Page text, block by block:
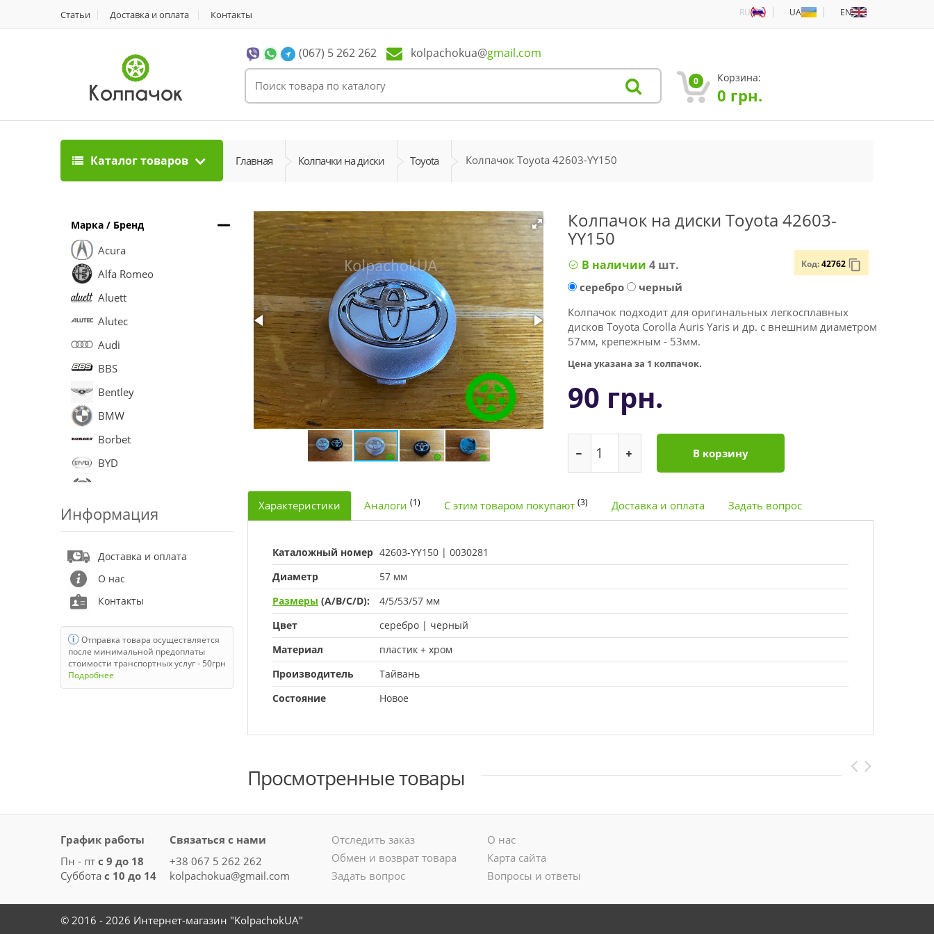
Статьи Доставка и оплата Контакты RU UA EN
(067) 5 262 262 kolpachokua@gmail.com
0 Корзина:
0 грн.
Каталог товаров Главная Колпачки на диски Toyota Колпачок Toyota 42603-YY150
Марка / Бренд
Acura
Alfa Romeo
Aluett
Alutec
Audi
BBS
Bentley
BMW
Borbet
BYD
Chery
Chevrolet
Chrysler
Citroen
Daewoo
Daihatsu
Dodge
Fiat
Hyundai
Infiniti
Jaguar
Информация
Доставка и оплата
О нас
Контакты
Отправка товара осуществляется
после минимальной предоплаты
стоимости транспортных услуг - 50грн
Подробнее
Колпачок на диски Toyota 42603-
YY150
В наличии 4шт. Код:42762
серебро
черный
Колпачок подходит для оригинальных легкосплавных
дисков Toyota Corolla Auris Yaris и др. с внешним диаметром
57мм, крепежным - 53мм.
Цена указана за 1 колпачок.
90 грн.
В корзину
Характеристики Аналоги(1) С этим товаром покупают(3) Доставка и оплата Задать вопрос
Каталожный номер 42603-YY150 | 0030281
Диаметр
57 мм
Размеры (A/B/C/D):
4/5/53/57 мм
Цвет
серебро | черный
Материал
пластик + хром
Производитель
Тайвань
Состояние
Новое
Просмотренные товары
График работы
Пн - пт с 9 до 18
Суббота с 10 до 14
Связаться с нами
+38 067 5 262 262
kolpachokua@gmail.com
Отследить заказ
Обмен и возврат товара
Задать вопрос
О нас
Карта сайта
Вопросы и ответы
© 2016 - 2026 Интернет-магазин "KolpachokUA"